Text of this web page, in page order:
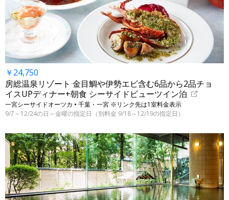
￥24,750
房総温泉リゾート 金目鯛や伊勢エビ含む6品から2品チョ
イスUPディナー+朝食 シーサイドビューツイン泊
一宮シーサイドオーツカ • 千葉・一宮 ※リンク先は1室料金表示
9/7～12/24の日～金曜の指定日（別料金 9/18～12/19の指定日）
←